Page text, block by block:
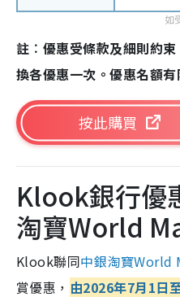
註︰優惠受條款及細則約
換各優惠一次。優惠名額
按此購買
Klook銀行優
淘寶World
Klook聯同中銀淘寶World
賞優惠， 由2026年7月1日